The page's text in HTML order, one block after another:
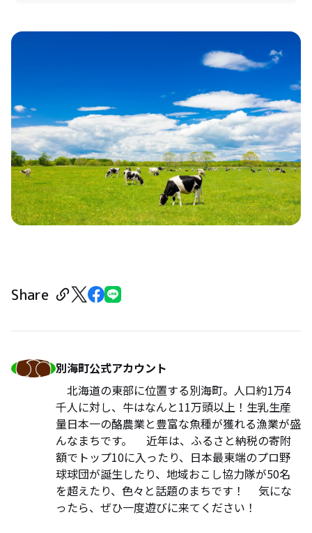
Share
別海町公式アカウント
北海道の東部に位置する別海町。人口約1万4
千人に対し、牛はなんと11万頭以上！生乳生産
量日本一の酪農業と豊富な魚種が獲れる漁業が盛
んなまちです。 近年は、ふるさと納税の寄附
額でトップ10に入ったり、日本最東端のプロ野
球球団が誕生したり、地域おこし協力隊が50名
を超えたり、色々と話題のまちです！ 気にな
ったら、ぜひ一度遊びに来てください！